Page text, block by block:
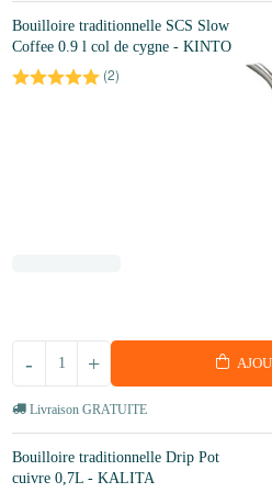
Bouilloire traditionnelle SCS Slow
Coffee 0.9 l col de cygne - KINTO
(2)
+
-
Livraison GRATUITE
Bouilloire traditionnelle Drip Pot
cuivre 0,7L - KALITA